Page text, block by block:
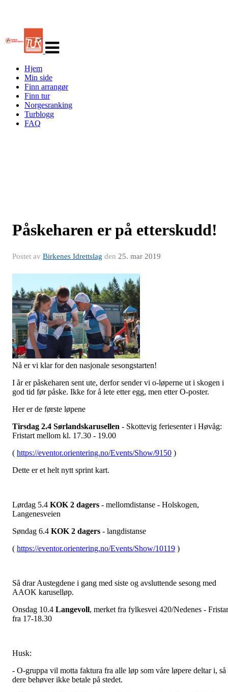
navigasjon
Hjem
Min side
Finn arrangør
Finn tur
Norgesranking
Turblogg
FAQ
Påskeharen er på etterskudd!
Postet av Birkenes Idrettslag den 25. mar 2019
Nå er vi klar for den nasjonale sesongstarten!
I år er påskeharen sent ute, derfor sender vi o-løperne ut i skogen i
god tid før påske. Ikke for å lete etter egg, men etter O-poster.
Her er de første løpene
Tirsdag 2.4 Sørlandskarusellen - Skottevig feriesenter i Høvåg:
Fristart mellom kl. 17.30 - 19.00
( https://eventor.orientering.no/Events/Show/9150 )
Dette er et helt nytt sprint kart.
Lørdag 5.4 KOK 2 dagers - mellomdistanse - Holskogen,
Langenesveien
Søndag 6.4 KOK 2 dagers - langdistanse
( https://eventor.orientering.no/Events/Show/10119 )
Så drar Austegdene i gang med siste og avsluttende sesong med
AAOK karuselløp.
Onsdag 10.4 Langevoll, merket fra fylkesvei 420/Nedenes -
fra 17-18.30
Husk:
- O-gruppa vil motta faktura fra alle løp som våre løpere deltar i, så
dere behøver ikke betale på stedet.